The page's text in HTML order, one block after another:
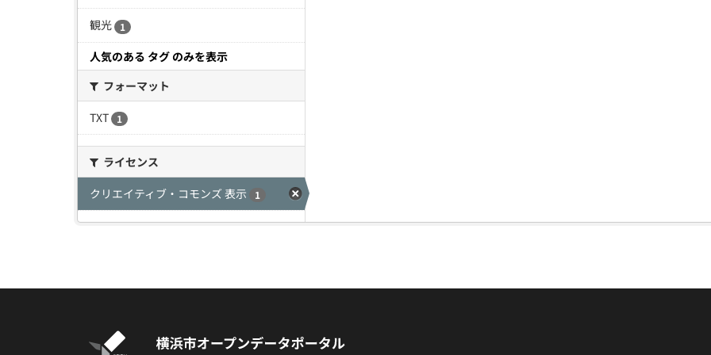
観光 1
人気のある タグ のみを表示
フォーマット
TXT
1
ライセンス
クリエイティブ・コモンズ 表示
1